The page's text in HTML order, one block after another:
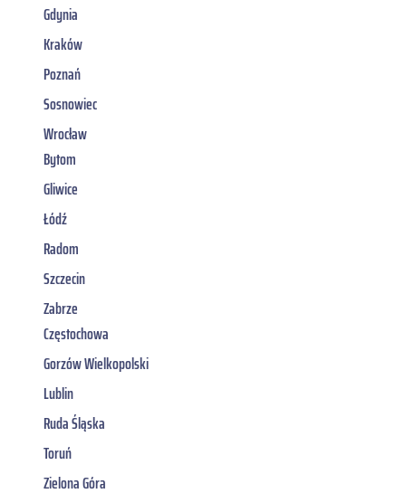
Gdynia
Kraków
Poznań
Sosnowiec
Wrocław
Bytom
Gliwice
Łódź
Radom
Szczecin
Zabrze
Częstochowa
Gorzów Wielkopolski
Lublin
Ruda Śląska
Toruń
Zielona Góra